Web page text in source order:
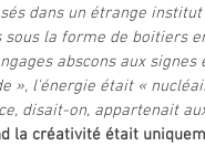
dans un étrange
sous la forme de boitiers
abscons aux
», l'énergie était «
disait-on, appartenait
la créativité était